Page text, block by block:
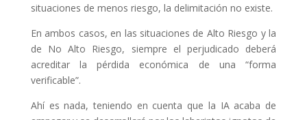
situaciones de menos riesgo, la delimitación no existe.
En ambos casos, en las situaciones de Alto Riesgo y la
de No Alto Riesgo, siempre el perjudicado deberá
acreditar la pérdida económica de una “forma
verificable”.
Ahí es nada, teniendo en cuenta que la IA acaba de